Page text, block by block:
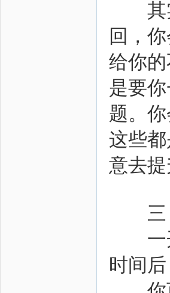
其实
回，
给你
是要
题。
这些
意去提
三
一开
时间